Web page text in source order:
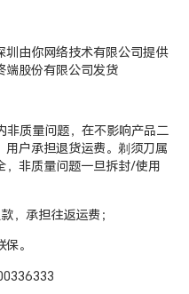
圳由你网络技术有限公司提供
端股份有限公司发货
非质量问题，在不影响产品二
用户承担退货运费。剃须刀属
，非质量问题一旦拆封/使用
，承担往返运费；
。